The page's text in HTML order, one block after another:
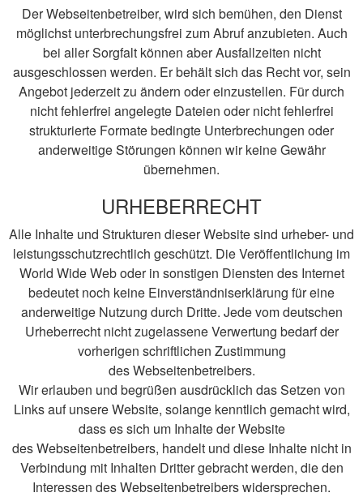
Der Webseitenbetreiber, wird sich bemühen, den Dienst
möglichst unterbrechungsfrei zum Abruf anzubieten. Auch
bei aller Sorgfalt können aber Ausfallzeiten nicht
ausgeschlossen werden. Er behält sich das Recht vor, sein
Angebot jederzeit zu ändern oder einzustellen. Für durch
nicht fehlerfrei angelegte Dateien oder nicht fehlerfrei
strukturierte Formate bedingte Unterbrechungen oder
anderweitige Störungen können wir keine Gewähr
übernehmen.
URHEBERRECHT
Alle Inhalte und Strukturen dieser Website sind urheber- und
leistungsschutzrechtlich geschützt. Die Veröffentlichung im
World Wide Web oder in sonstigen Diensten des Internet
bedeutet noch keine Einverständniserklärung für eine
anderweitige Nutzung durch Dritte. Jede vom deutschen
Urheberrecht nicht zugelassene Verwertung bedarf der
vorherigen schriftlichen Zustimmung
des Webseitenbetreibers.
Wir erlauben und begrüßen ausdrücklich das Setzen von
Links auf unsere Website, solange kenntlich gemacht wird,
dass es sich um Inhalte der Website
des Webseitenbetreibers, handelt und diese Inhalte nicht in
Verbindung mit Inhalten Dritter gebracht werden, die den
Interessen des Webseitenbetreibers widersprechen.